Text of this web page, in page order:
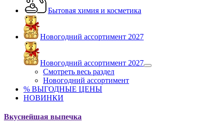
Бытовая химия и косметика
Новогодний ассортимент 2027
Новогодний ассортимент 2027
Смотреть весь раздел
Новогодний ассортимент
% ВЫГОДНЫЕ ЦЕНЫ
НОВИНКИ
Вкуснейшая выпечка